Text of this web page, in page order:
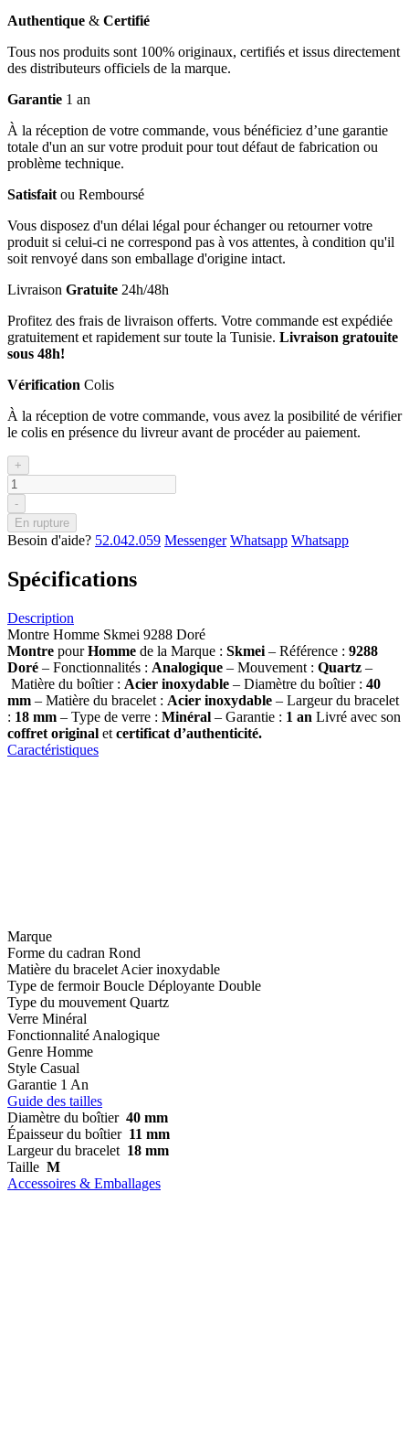
Authentique & Certifié
Tous nos produits sont 100% originaux, certifiés et issus directement
des distributeurs officiels de la marque.
Garantie 1 an
À la réception de votre commande, vous bénéficiez d’une garantie
totale d'un an sur votre produit pour tout défaut de fabrication ou
problème technique.
Satisfait ou Remboursé
Vous disposez d'un délai légal pour échanger ou retourner votre
produit si celui-ci ne correspond pas à vos attentes, à condition qu'il
soit renvoyé dans son emballage d'origine intact.
Livraison Gratuite 24h/48h
Profitez des frais de livraison offerts. Votre commande est expédiée
gratuitement et rapidement sur toute la Tunisie. Livraison gratouite
sous 48h!
Vérification Colis
À la réception de votre commande, vous avez la posibilité de vérifier
le colis en présence du livreur avant de procéder au paiement.
+
-
En rupture
Besoin d'aide? 52.042.059 Messenger Whatsapp Whatsapp
Spécifications
Description
Montre Homme Skmei 9288 Doré
Montre pourHomme de la Marque : Skmei – Référence : 9288
Doré – Fonctionnalités : Analogique – Mouvement : Quartz –
Matière du boîtier : Acier inoxydable – Diamètre du boîtier : 40
mm – Matière du bracelet : Acier inoxydable – Largeur du bracelet
: 18 mm – Type de verre : Minéral – Garantie : 1 an Livré avec son
coffret original et certificat d’authenticité.
Caractéristiques
Marque
Forme du cadran Rond
Matière du bracelet Acier inoxydable
Type de fermoir Boucle Déployante Double
Type du mouvement Quartz
Verre Minéral
Fonctionnalité Analogique
Genre Homme
Style Casual
Garantie 1 An
Guide des tailles
Diamètre du boîtier 40 mm
Épaisseur du boîtier 11 mm
Largeur du bracelet 18 mm
Taille M
Accessoires & Emballages